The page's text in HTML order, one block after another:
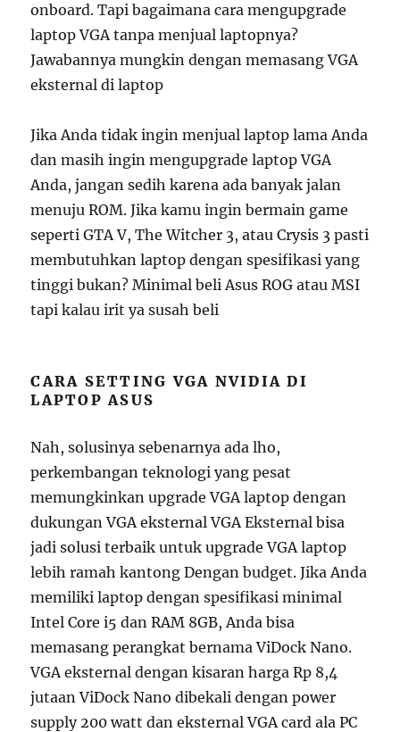
onboard. Tapi bagaimana cara mengupgrade
laptop VGA tanpa menjual laptopnya?
Jawabannya mungkin dengan memasang VGA
eksternal di laptop
Jika Anda tidak ingin menjual laptop lama Anda
dan masih ingin mengupgrade laptop VGA
Anda, jangan sedih karena ada banyak jalan
menuju ROM. Jika kamu ingin bermain game
seperti GTA V, The Witcher 3, atau Crysis 3 pasti
membutuhkan laptop dengan spesifikasi yang
tinggi bukan? Minimal beli Asus ROG atau MSI
tapi kalau irit ya susah beli
CARA SETTING VGA NVIDIA DI
LAPTOP ASUS
Nah, solusinya sebenarnya ada lho,
perkembangan teknologi yang pesat
memungkinkan upgrade VGA laptop dengan
dukungan VGA eksternal VGA Eksternal bisa
jadi solusi terbaik untuk upgrade VGA laptop
lebih ramah kantong Dengan budget. Jika Anda
memiliki laptop dengan spesifikasi minimal
Intel Core i5 dan RAM 8GB, Anda bisa
memasang perangkat bernama ViDock Nano.
VGA eksternal dengan kisaran harga Rp 8,4
jutaan ViDock Nano dibekali dengan power
supply 200 watt dan eksternal VGA card ala PC